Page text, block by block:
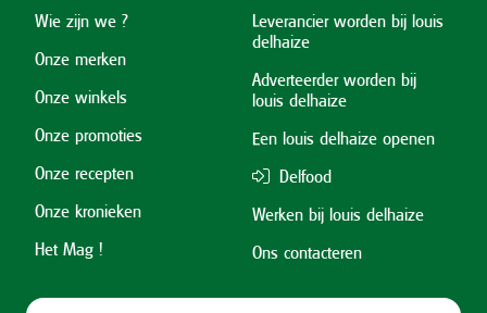
Wie zijn we ?
Onze merken
Onze winkels
Onze promoties
Onze recepten
Onze kronieken
Het Mag !
Leverancier worden bij louis
delhaize
Adverteerder worden bij
louis delhaize
Een louis delhaize openen
Delfood
Werken bij louis delhaize
Ons contacteren